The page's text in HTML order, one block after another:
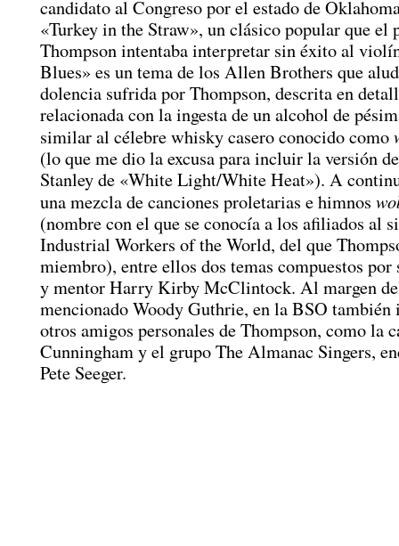
candidato al Congreso por el estado de
«Turkey in the Straw», un clásico popular que el
Thompson intentaba interpretar sin éxito al
Blues» es un tema de los Allen Brothers que
dolencia sufrida por Thompson, descrita en
relacionada con la ingesta de un alcohol de
similar al célebre whisky casero conocido como
(lo que me dio la excusa para incluir la versión
Stanley de «White Light/White Heat»). A
una mezcla de canciones proletarias e himnos
(nombre con el que se conocía a los afiliados al
Industrial Workers of the World, del que
miembro), entre ellos dos temas compuestos por
y mentor Harry Kirby McClintock. Al margen
mencionado Woody Guthrie, en la BSO también
otros amigos personales de Thompson, como la
Cunningham y el grupo The Almanac Singers,
Pete Seeger.